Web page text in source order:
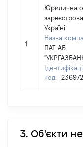
1
Юридична
Україні
Назва
ПАТ АБ
код:
3. Об'єкти